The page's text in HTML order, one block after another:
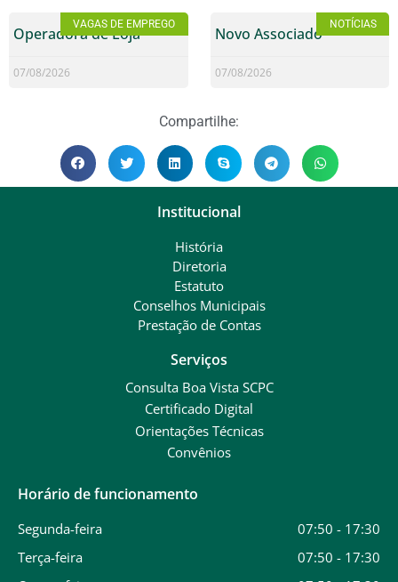
VAGAS DE EMPREGO
Operadora de Loja
07/08/2026
NOTÍCIAS
Novo Associado
07/08/2026
Compartilhe:
Institucional
História
Diretoria
Estatuto
Conselhos Municipais
Prestação de Contas
Serviços
Consulta Boa Vista SCPC
Certificado Digital
Orientações Técnicas
Convênios
Horário de funcionamento
Segunda-feira
07:50 - 17:30
Terça-feira
07:50 - 17:30